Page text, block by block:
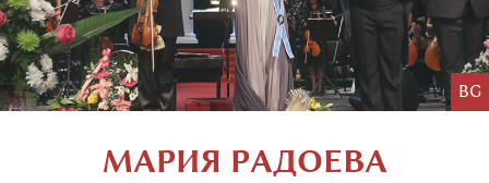
BG
МАРИЯ РАДОЕВА